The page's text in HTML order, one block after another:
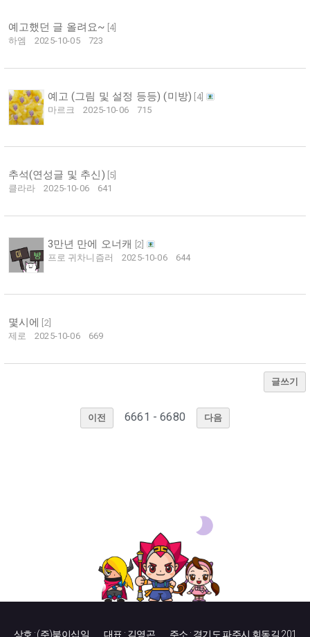
예고했던 글 올려요~ 4]
하엠
2025-10-05 723
예고 (그림 및 설정 등등) (미방) 4]
마르크
2025-10-06 715
추석(연성글 및 추신) 5
클라라
2025-10-06 641
3만년 만에 오너캐 2]
프로 귀차니즘러
2025-10-06 644
몇시에 2]
제로
2025-10-06 669
글쓰기
이전 6661 - 6680 다음
상호 : (주)북이십일 대표 : 김영곤 주소 : 경기도 파주시 회동길 201